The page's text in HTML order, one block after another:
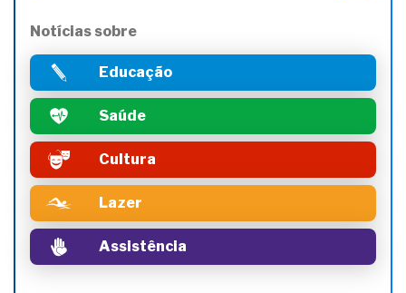
Notícias sobre
Educação
Saúde
Cultura
Lazer
Assistência